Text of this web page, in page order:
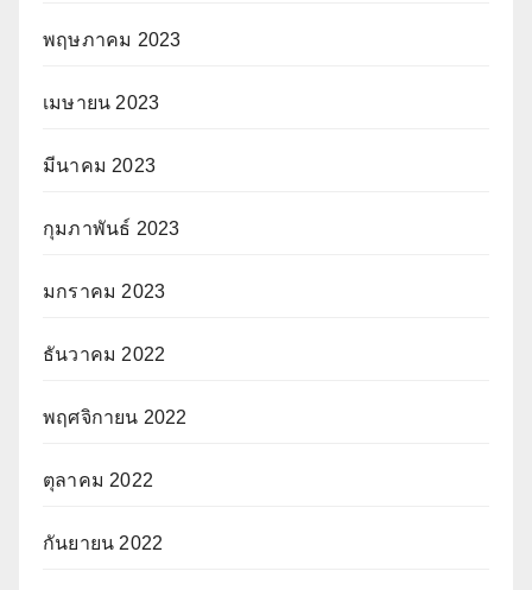
พฤษภาคม 2023
เมษายน 2023
มีนาคม 2023
กุมภาพันธ์ 2023
มกราคม 2023
ธันวาคม 2022
พฤศจิกายน 2022
ตุลาคม 2022
กันยายน 2022